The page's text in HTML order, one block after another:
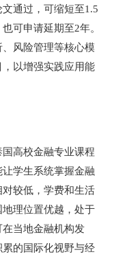
通过，可缩短至1.5
可申请延期至2年。
风险管理等核心模
以增强实践应用能
高校金融专业课程
学生系统掌握金融
较低，学费和生活
理位置优越，处于
当地金融机构发
的国际化视野与经